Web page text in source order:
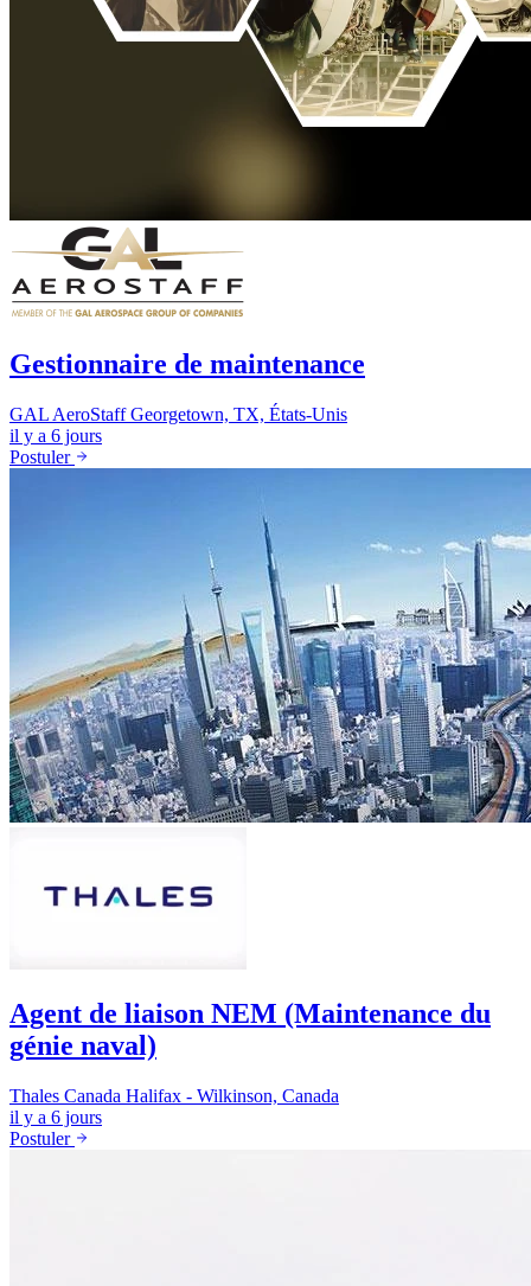
Gestionnaire de maintenance
GAL AeroStaff Georgetown, TX, États-Unis
il y a 6 jours
Postuler
Agent de liaison NEM (Maintenance du
génie naval)
Thales Canada Halifax - Wilkinson, Canada
il y a 6 jours
Postuler